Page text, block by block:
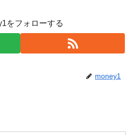
をフォローする
money1